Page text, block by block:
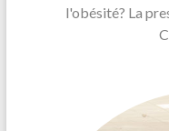
l'obésité? La